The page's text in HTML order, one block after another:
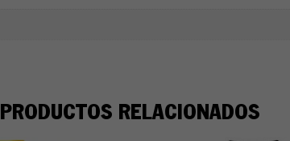
PRODUCTOS RELACIONADOS